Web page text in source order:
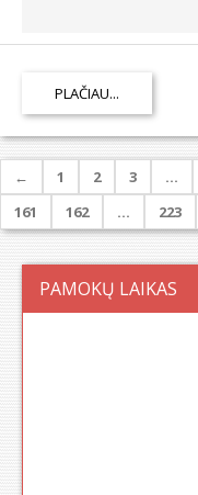
PLAČIAU...
← 1 2 3 …
161
162 … 223
PAMOKŲ LAIKAS